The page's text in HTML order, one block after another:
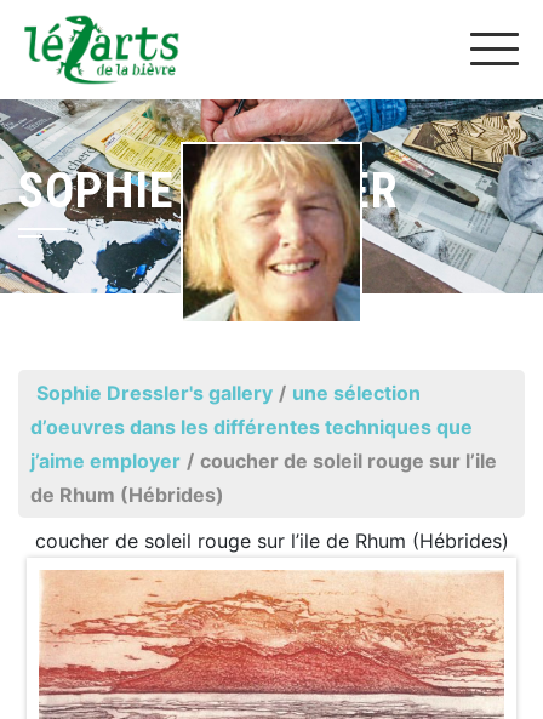
SOPHIE DRESSLER
Sophie Dressler's gallery / une sélection
d’oeuvres dans les différentes techniques que
j’aime employer / coucher de soleil rouge sur l’ile
de Rhum (Hébrides)
coucher de soleil rouge sur l’ile de Rhum (Hébrides)